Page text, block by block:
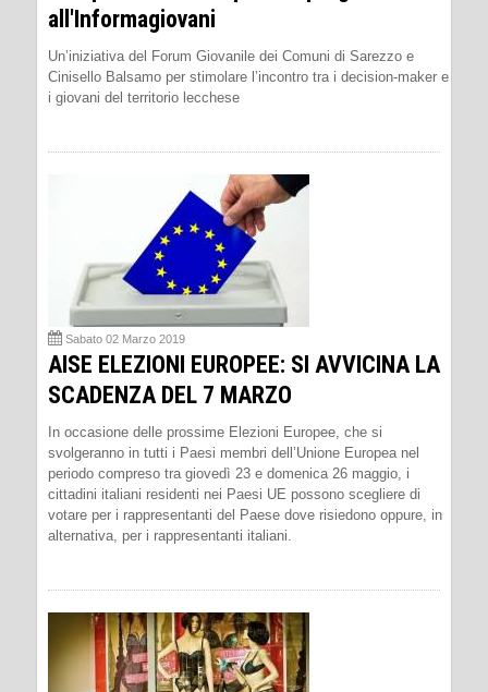
all'Informagiovani
Un’iniziativa del Forum Giovanile dei Comuni di Sarezzo e
Cinisello Balsamo per stimolare l’incontro tra i decision-maker e
i giovani del territorio lecchese
Sabato 02 Marzo 2019
AISE ELEZIONI EUROPEE: SI AVVICINA LA
SCADENZA DEL 7 MARZO
In occasione delle prossime Elezioni Europee, che si
svolgeranno in tutti i Paesi membri dell’Unione Europea nel
periodo compreso tra giovedì 23 e domenica 26 maggio, i
cittadini italiani residenti nei Paesi UE possono scegliere di
votare per i rappresentanti del Paese dove risiedono oppure, in
alternativa, per i rappresentanti italiani.